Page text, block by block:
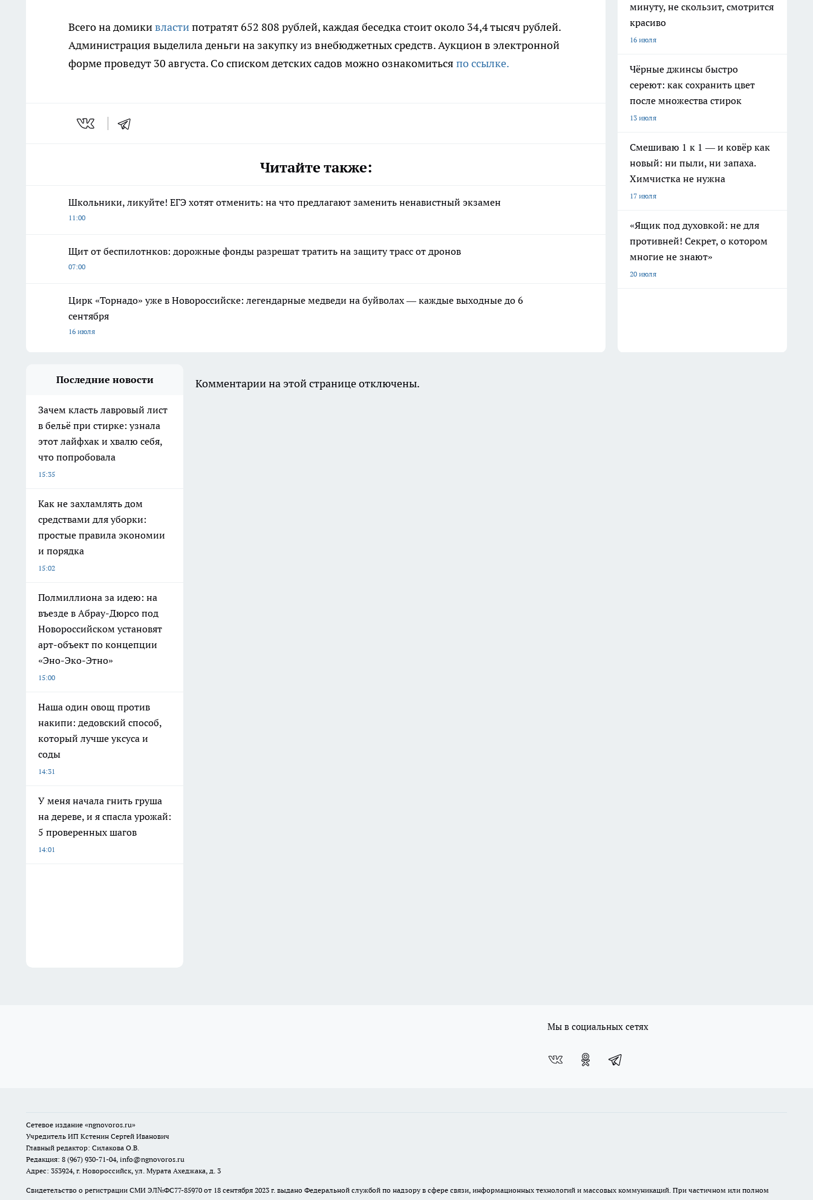
Всего на домикивластипотратят 652 808 рублей, каждая беседка стоит около 34,4 тысяч рублей.
Администрация выделила деньги на закупку из внебюджетных средств. Аукцион в электронной
форме проведут 30 августа. Со списком детских садов можно ознакомиться по ссылке.
Читайте также:
Школьники, ликуйте! ЕГЭ хотят отменить: на что предлагают заменить ненавистный экзамен
11:00
Щит от беспилотнков: дорожные фонды разрешат тратить на защиту трасс от дронов
07:00
Цирк «Торнадо» уже в Новороссийске: легендарные медведи на буйволах — каждые выходные до 6
сентября
16 июля
минуту, не скользит, смотрится
красиво
16 июля
Чёрные джинсы быстро
сереют: как сохранить цвет
после множества стирок
13 июля
Смешиваю 1 к 1 — и ковёр как
новый: ни пыли, ни запаха.
Химчистка не нужна
17 июля
«Ящик под духовкой: не для
противней! Секрет, о котором
многие не знают»
20 июля
Последние новости
Зачем класть лавровый лист
в бельё при стирке: узнала
этот лайфхак и хвалю себя,
что попробовала
15:35
Как не захламлять дом
средствами для уборки:
простые правила экономии
и порядка
15:02
Полмиллиона за идею: на
въезде в Абрау-Дюрсо под
Новороссийском установят
арт-объект по концепции
«Эно-Эко-Этно»
15:00
Наша один овощ против
накипи: дедовский способ,
который лучше уксуса и
соды
14:31
У меня начала гнить груша
на дереве, и я спасла урожай:
5 проверенных шагов
14:01
Комментарии на этой странице отключены.
Мы в социальных сетях
Сетевое издание «ngnovoros.ru»
Учредитель ИП Кстенин Сергей Иванович
Главный редактор: Силакова О.В.
Редакция: 8 (967) 930-71-04, info@ngnovoros.ru
Адрес: 353924, г. Новороссийск, ул. Мурата Ахеджака, д. 3
Свидетельство о регистрации СМИ ЭЛ№ФС77-85970 от 18 сентября 2023 г. выдано Федеральной службой по надзору в сфере связи, информационных технологий и массовых коммуникаций. При частичном или полном